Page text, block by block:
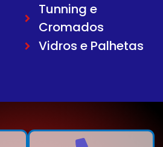
Tunning e
Cromados
Vidros e Palhetas